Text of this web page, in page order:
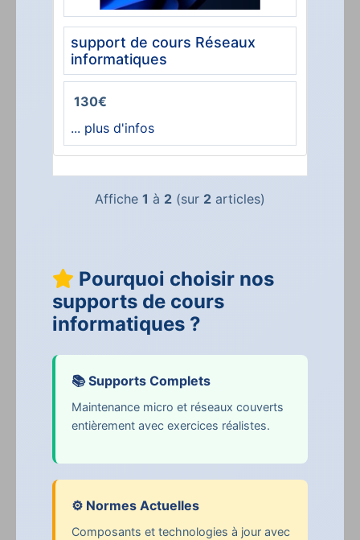
support de cours Réseaux
informatiques
130€
... plus d'infos
Affiche 1 à 2 (sur 2 articles)
Pourquoi choisir nos
supports de cours
informatiques ?
📚 Supports Complets
Maintenance micro et réseaux couverts
entièrement avec exercices réalistes.
⚙️ Normes Actuelles
Composants et technologies à jour avec